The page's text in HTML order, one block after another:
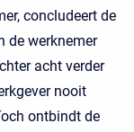
concludeert de
de werknemer
acht verder
nooit
ontbindt de